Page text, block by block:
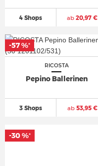
4 Shops ab 20,97 €
RICOSTA
Pepino Ballerinen
3 Shops ab53,95 €
-57 %*
-30 %*